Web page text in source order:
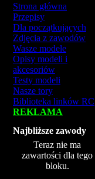
Strona główna
Przepisy
Dla początkujących
Zdjęcia z zawodów
Wasze modele
Opisy modeli i
akcesoriów
Testy modeli
Nasze tory
Biblioteka linków RC
REKLAMA
Najbliższe zawody
Teraz nie ma
zawartości dla tego
bloku.